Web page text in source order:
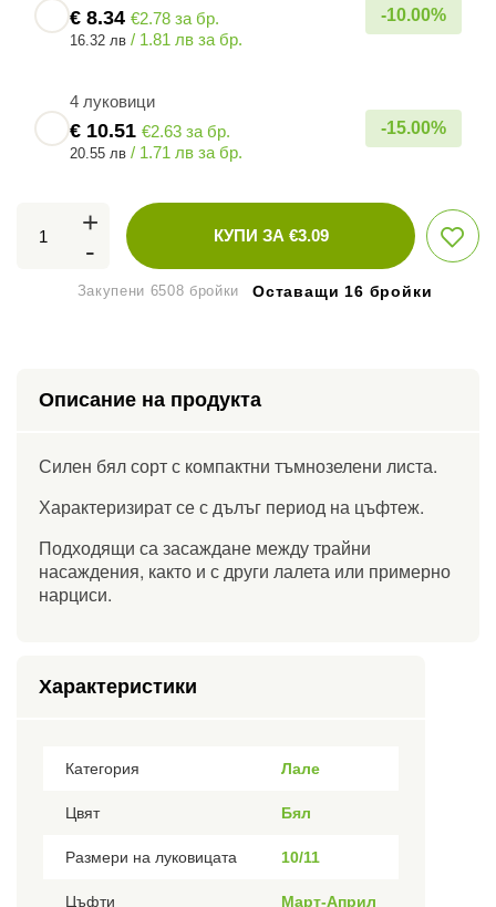
€ 8.34 €2.78 за бр.
16.32 лв / 1.81 лв за бр.
-10.00%
4 луковици
€ 10.51 €2.63 за бр.
20.55 лв / 1.71 лв за бр.
-15.00%
+
-
КУПИ ЗА €3.09
Закупени 6508 бройки Оставащи 16 бройки
Описание на продукта
Силен бял сорт с компактни тъмнозелени листа.
Характеризират се с дълъг период на цъфтеж.
Подходящи са засаждане между трайни
насаждения, както и с други лалета или примерно
нарциси.
Характеристики
Категория Лале
Цвят Бял
Размери на луковицата 10/11
Цъфти Март-Април